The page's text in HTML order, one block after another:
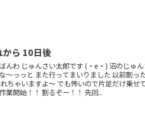
から 10日後
んわ じゅんさい太郎です (・e・) 沼のじゅ
〜っっと また行ってまいりました 以前割っ
ちゃいますよ〜 でも怖いので片足だけ乗せ
業開始！！ 割るぞー！！ 先回...